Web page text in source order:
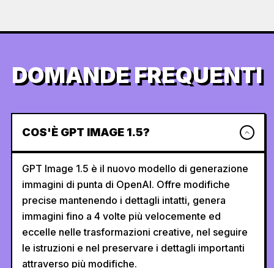
DOMANDE FREQUENTI
COS'È GPT IMAGE 1.5?
GPT Image 1.5 è il nuovo modello di generazione
immagini di punta di OpenAI. Offre modifiche
precise mantenendo i dettagli intatti, genera
immagini fino a 4 volte più velocemente ed
eccelle nelle trasformazioni creative, nel seguire
le istruzioni e nel preservare i dettagli importanti
attraverso più modifiche.